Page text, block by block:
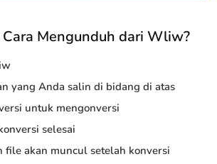
Mengunduh dari Wliw?
yang Anda salin di bidang di atas
untuk mengonversi
selesai
file akan muncul setelah konversi